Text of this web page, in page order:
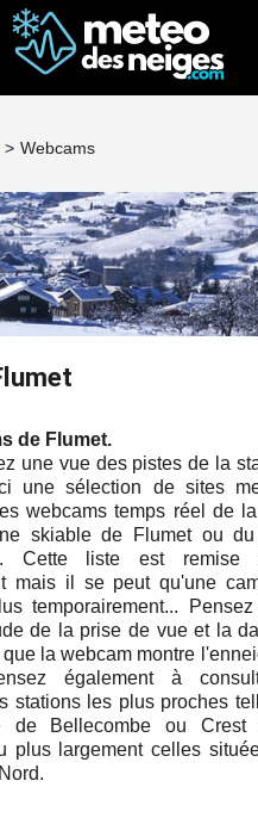
Stations
Webcams
> Webcams
de Flumet.
une vue des pistes de la
une sélection de sites
webcams temps réel de
skiable de Flumet ou du
Cette liste est
mais il se peut qu'une
temporairement...
de la prise de vue et la
la webcam montre
également à
stations les plus proches
de Bellecombe ou Crest
plus largement celles